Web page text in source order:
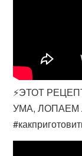
⚡️ЭТОТ
УМА, ЛОПАЕМ